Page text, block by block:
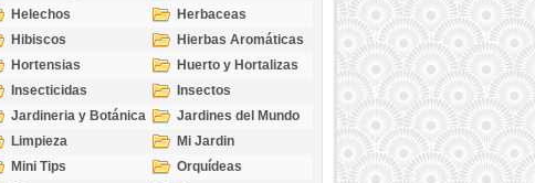
Helechos
Herbaceas
Hibiscos
Hierbas Aromáticas
Hortensias
Huerto y Hortalizas
Insecticidas
Insectos
Jardineria y Botánica
Jardines del Mundo
Limpieza
Mi Jardin
Mini Tips
Orquídeas